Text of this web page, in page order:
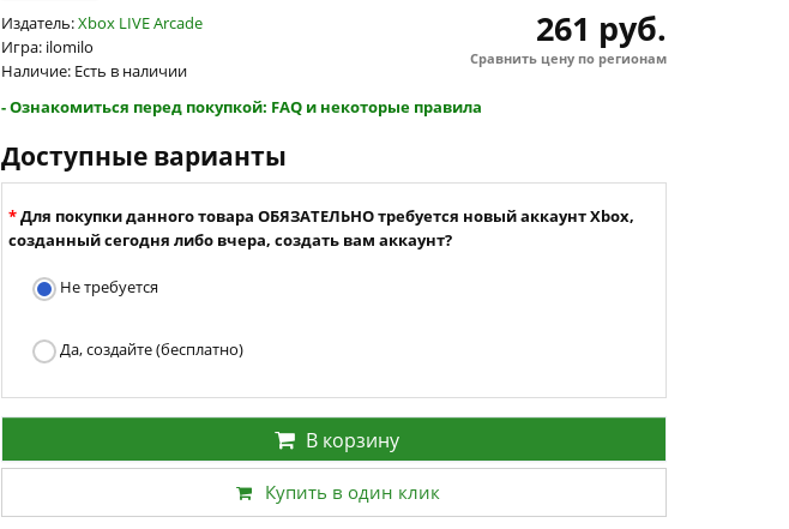
Издатель:Xbox LIVE Arcade
Игра: ilomilo
Наличие: Есть в наличии
261 руб.
Сравнить цену по регионам
- Ознакомиться перед покупкой: FAQ и некоторые правила
Доступные варианты
Для покупки данного товара ОБЯЗАТЕЛЬНО требуется новый аккаунт Xbox,
созданный сегодня либо вчера, создать вам аккаунт?
Не требуется
Да, создайте (бесплатно)
В корзину
Купить в один клик